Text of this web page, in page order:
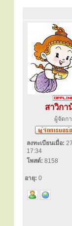
สาวิกา
ผู้จัดก
ลงทะเบียนเมื่อ:
17:34
โพสต์: 8158
อายุ: 0